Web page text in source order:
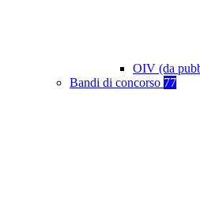
OIV (da
Bandi di concorso 77